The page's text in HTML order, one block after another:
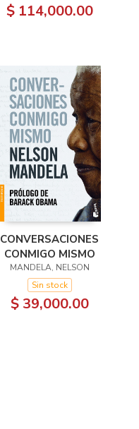
$ 114,000.00
CONVERSACIONES
CONMIGO MISMO
MANDELA, NELSON
Sin stock
$ 39,000.00